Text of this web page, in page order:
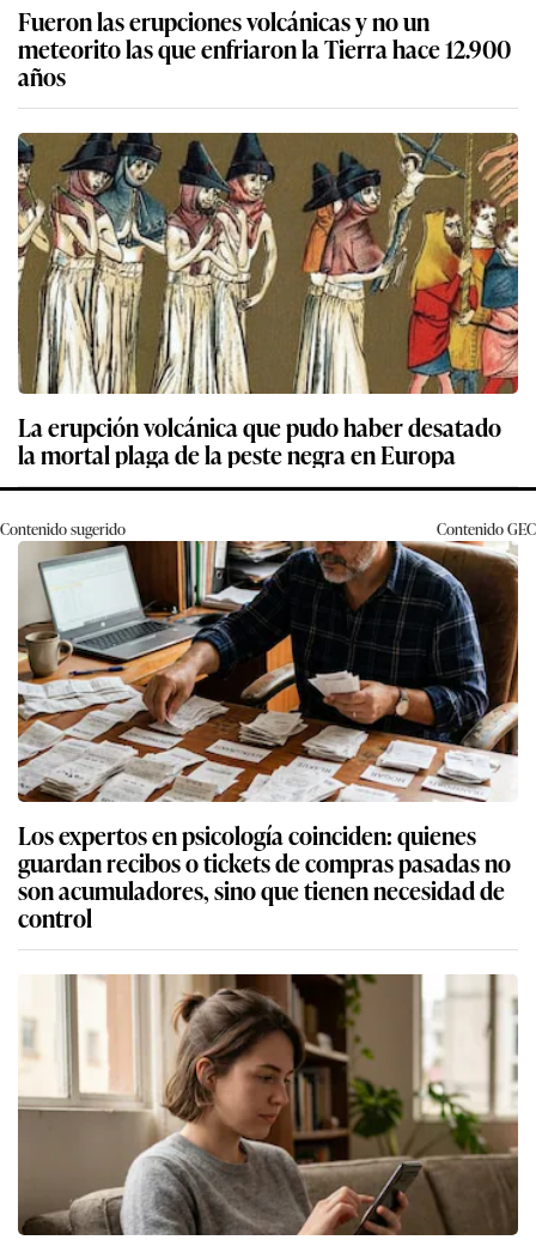
Fueron las erupciones volcánicas y no un
meteorito las que enfriaron la Tierra hace 12.900
años
La erupción volcánica que pudo haber desatado
la mortal plaga de la peste negra en Europa
Contenido sugerido ContenidoGEC
Los expertos en psicología coinciden: quienes
guardan recibos o tickets de compras pasadas no
son acumuladores, sino que tienen necesidad de
control